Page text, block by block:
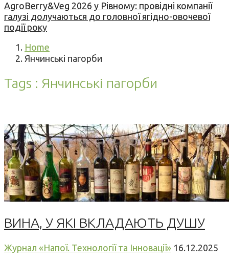
AgroBerry&Veg 2026 у Рівному: провідні компанії
галузі долучаються до головної ягідно-овочевої
події року
Home
Янчинські пагорби
Tags : Янчинські пагорби
ВИНА, У ЯКІ ВКЛАДАЮТЬ ДУШУ
Журнал «Напої. Технології та Інновації» 16.12.2025